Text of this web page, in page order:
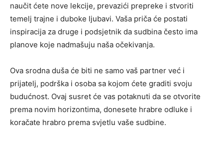
naučit ćete nove lekcije, prevazići prepreke i stvoriti
temelj trajne i duboke ljubavi. Vaša priča će postati
inspiracija za druge i podsjetnik da sudbina često ima
planove koje nadmašuju naša očekivanja.
Ova srodna duša će biti ne samo vaš partner već i
prijatelj, podrška i osoba sa kojom ćete graditi svoju
budućnost. Ovaj susret će vas potaknuti da se otvorite
prema novim horizontima, donesete hrabre odluke i
koračate hrabro prema svjetlu vaše sudbine.